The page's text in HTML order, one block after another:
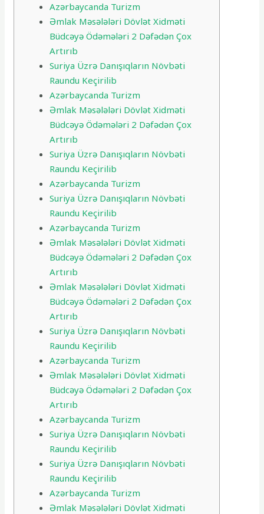
Azərbaycanda Turizm
Əmlak Məsələləri Dövlət Xidməti
Büdcəyə Ödəmələri 2 Dəfədən Çox
Artırıb
Suriya Üzrə Danışıqların Növbəti
Raundu Keçirilib
Azərbaycanda Turizm
Əmlak Məsələləri Dövlət Xidməti
Büdcəyə Ödəmələri 2 Dəfədən Çox
Artırıb
Suriya Üzrə Danışıqların Növbəti
Raundu Keçirilib
Azərbaycanda Turizm
Suriya Üzrə Danışıqların Növbəti
Raundu Keçirilib
Azərbaycanda Turizm
Əmlak Məsələləri Dövlət Xidməti
Büdcəyə Ödəmələri 2 Dəfədən Çox
Artırıb
Əmlak Məsələləri Dövlət Xidməti
Büdcəyə Ödəmələri 2 Dəfədən Çox
Artırıb
Suriya Üzrə Danışıqların Növbəti
Raundu Keçirilib
Azərbaycanda Turizm
Əmlak Məsələləri Dövlət Xidməti
Büdcəyə Ödəmələri 2 Dəfədən Çox
Artırıb
Azərbaycanda Turizm
Suriya Üzrə Danışıqların Növbəti
Raundu Keçirilib
Suriya Üzrə Danışıqların Növbəti
Raundu Keçirilib
Azərbaycanda Turizm
Əmlak Məsələləri Dövlət Xidməti